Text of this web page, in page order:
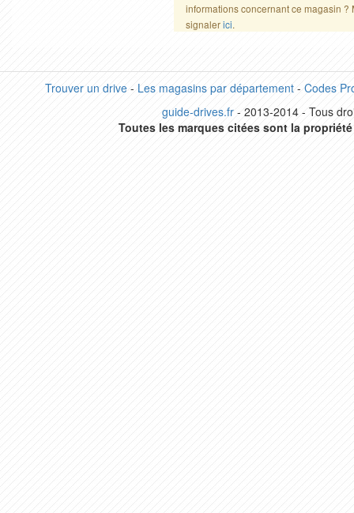
informations concernant ce magasin ?
signalerici.
Trouver un drive- Les magasins par département- Codes
guide-drives.fr - 2013-2014 - Tous
Toutes les marques citées sont la